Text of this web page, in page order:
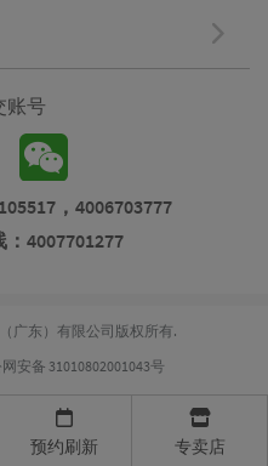
账号
，4006703777
4007701277
预约刷新 专卖店
广东）有限公司版权所有.
安备 31010802001043号